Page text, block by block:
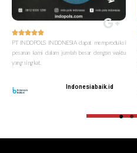

PT INDOPOLS INDONESIA dapat memproduksi
pesanan kami dalam jumlah besar dengan waktu
yang singkat.
Indonesiabaik.id